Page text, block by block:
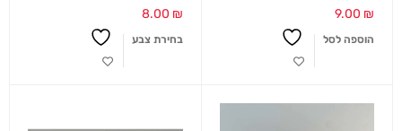
9.00 ₪
הוספה לסל
8.00 ₪
בחירת צבע